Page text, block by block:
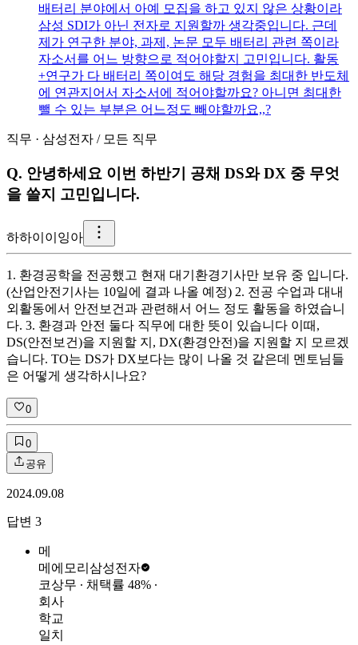
배터리 분야에서 아예 모집을 하고 있지 않은 상황이라
삼성 SDI가 아닌 전자로 지원할까 생각중입니다. 근데
제가 연구한 분야, 과제, 논문 모두 배터리 관련 쪽이라
자소서를 어느 방향으로 적어야할지 고민입니다. 활동
+연구가 다 배터리 쪽이여도 해당 경험을 최대한 반도체
에 연관지어서 자소서에 적어야할까요? 아니면 최대한
뺄 수 있는 부분은 어느정도 빼야할까요,,?
직무 · 삼성전자 / 모든 직무
Q. 안녕하세요 이번 하반기 공채 DS와 DX 중 무엇
을 쓸지 고민입니다.
하하이이잉아
1. 환경공학을 전공했고 현재 대기환경기사만 보유 중 입니다.
(산업안전기사는 10일에 결과 나올 예정) 2. 전공 수업과 대내
외활동에서 안전보건과 관련해서 어느 정도 활동을 하였습니
다. 3. 환경과 안전 둘다 직무에 대한 뜻이 있습니다 이때,
DS(안전보건)을 지원할 지, DX(환경안전)을 지원할 지 모르겠
습니다. TO는 DS가 DX보다는 많이 나올 것 같은데 멘토님들
은 어떻게 생각하시나요?
0
0
공유
2024.09.08
답변 3
메
메에모리 삼성전자
코상무 ∙ 채택률 48% ∙
회사
학교
일치